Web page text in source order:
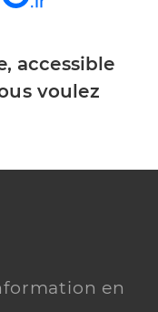
accessible
voulez
en